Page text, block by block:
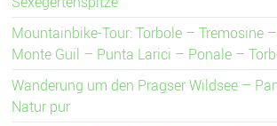
Mountainbike-Tour: Torbole – Tremosine
Monte Guil – Punta Larici – Ponale –
Wanderung um den Pragser Wildsee –
Natur pur